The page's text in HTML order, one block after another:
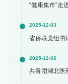
“健康集市”走
2025-12-03
省侨联党组书
2025-12-02
共青团湖北医